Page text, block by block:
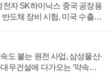
전자 SK하이닉스 중국 공장용
도체 장비 시험, 미국 수출통
도 붙는 원전 사업, 삼성물산·
우건설에 다가오는 '약속의